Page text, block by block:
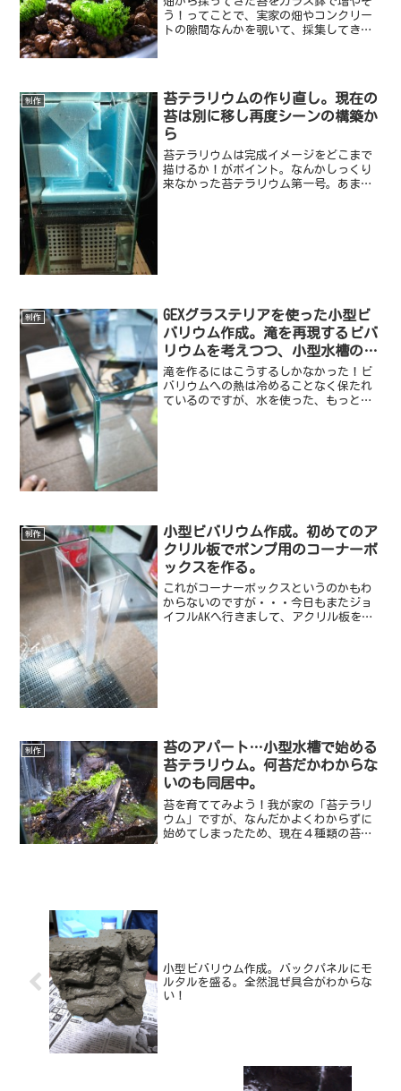
う！ってことで、実家の畑やコンクリー
トの隙間なんかを覗いて、採集してきま
制作
苔テラリウムの作り直し。現在の
苔は別に移し再度シーンの構築か
ら
苔テラリウムは完成イメージをどこまで
描けるか！がポイント。なんかしっくり
来なかった苔テラリウム第一号。あまり
制作
GEXグラステリアを使った小型ビ
バリウム作成。滝を再現するビバ
リウムを考えつつ、小型水槽の制
限に悩んだ結果。
滝を作るにはこうするしかなかった！ビ
バリウムへの熱は冷めることなく保たれ
ているのですが、水を使った、もっと言
制作
小型ビバリウム作成。初めてのア
クリル板でポンプ用のコーナーボ
ックスを作る。
これがコーナーボックスというのかもわ
からないのですが・・・今日もまたジョ
イフルAKへ行きまして、アクリル板を買
制作
苔のアパート…小型水槽で始める
苔テラリウム。何苔だかわからな
いのも同居中。
苔を育ててみよう！我が家の「苔テラリ
ウム」ですが、なんだかよくわからずに
始めてしまったため、現在４種類の苔が
小型ビバリウム作成。バックパネルにモ
ルタルを盛る。全然混ぜ具合がわからな
い！